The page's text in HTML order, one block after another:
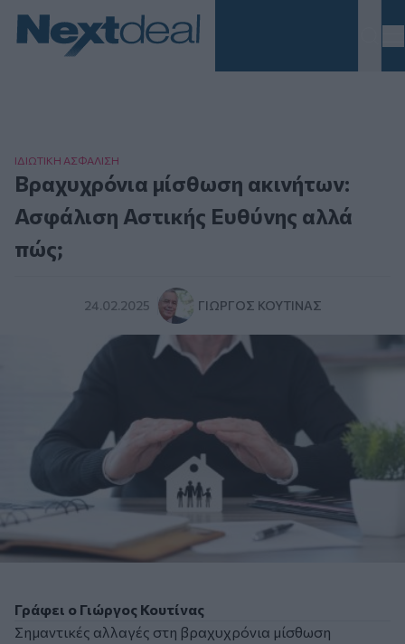
ΙΔΙΩΤΙΚΗ ΑΣΦAΛΙΣΗ
Βραχυχρόνια μίσθωση ακινήτων:
Ασφάλιση Αστικής Ευθύνης αλλά
πώς;
24.02.2025 ΓΙΏΡΓΟΣ ΚΟΥΤΊΝΑΣ
Γράφει ο Γιώργος Κουτίνας
Σημαντικές αλλαγές στη βραχυχρόνια μίσθωση